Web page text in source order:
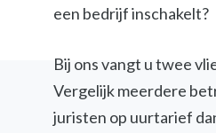
een bedrijf inschakelt?
Bij ons vangt u twee
Vergelijk meerdere
juristen op uurtarief